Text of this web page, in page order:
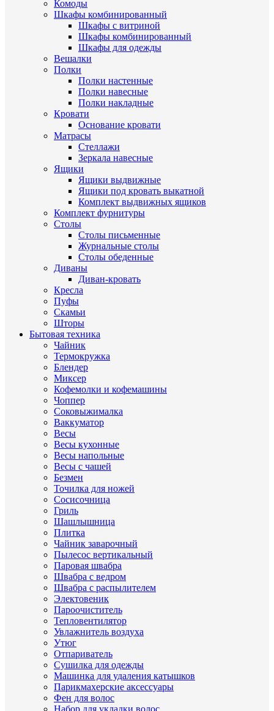
Комоды
Шкафы комбинированный
Шкафы с витриной
Шкафы комбинированный
Шкафы для одежды
Вешалки
Полки
Полки настенные
Полки навесные
Полки накладные
Кровати
Основание кровати
Матрасы
Стеллажи
Зеркала навесные
Ящики
Ящики выдвижные
Ящики под кровать выкатной
Комплект выдвижных ящиков
Комплект фурнитуры
Столы
Столы письменные
Журнальные cтолы
Столы обеденные
Диваны
Диван-кровать
Кресла
Пуфы
Скамьи
Шторы
Бытовая техника
Чайник
Термокружка
Блендер
Миксер
Кофемолки и кофемашины
Чоппер
Соковыжималка
Ваккуматор
Весы
Весы кухонные
Весы напольные
Весы с чашей
Безмен
Точилка для ножей
Сосисочница
Гриль
Шашлышница
Плитка
Чайник заварочный
Пылесос вертикальный
Паровая швабра
Швабра с ведром
Швабра с распылителем
Электовеник
Пароочиститель
Тепловентилятор
Увлажнитель воздуха
Утюг
Отпариватель
Сушилка для одежды
Машинка для удаления катышков
Парикмахерские аксессуары
Фен для волос
Набор для укладки волос